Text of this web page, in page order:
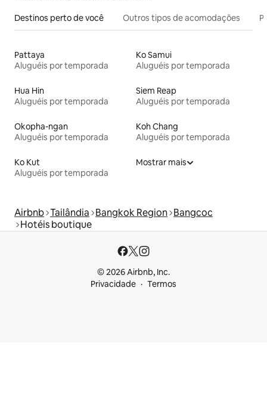
Destinos perto de você Outros tipos de acomodações
Pattaya
Aluguéis por temporada
Ko Samui
Aluguéis por temporada
Hua Hin
Aluguéis por temporada
Siem Reap
Aluguéis por temporada
Okopha-ngan
Aluguéis por temporada
Koh Chang
Aluguéis por temporada
Ko Kut
Aluguéis por temporada
Mostrar mais
Airbnb Tailândia Bangkok Region Bangcoc
Hotéis boutique
© 2026 Airbnb, Inc.
Privacidade
Termos